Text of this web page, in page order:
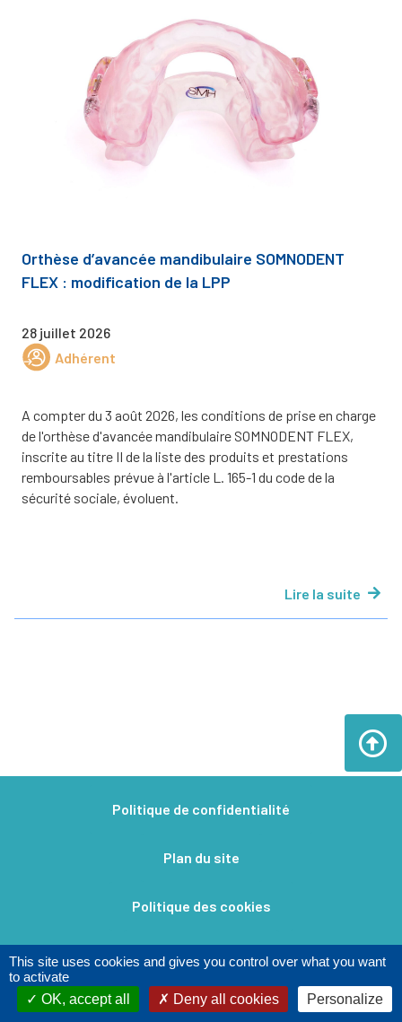
Orthèse d’avancée mandibulaire SOMNODENT
FLEX : modification de la LPP
28 juillet 2026
Adhérent
A compter du 3 août 2026, les conditions de prise en charge
de l'orthèse d'avancée mandibulaire SOMNODENT FLEX,
inscrite au titre II de la liste des produits et prestations
remboursables prévue à l'article L. 165-1 du code de la
sécurité sociale, évoluent.
Lire la suite
Politique de confidentialité
Plan du site
Politique des cookies
Mentions légales​
This site uses cookies and gives you control over what you want
to activate
OK, accept all
Deny all cookies Personalize